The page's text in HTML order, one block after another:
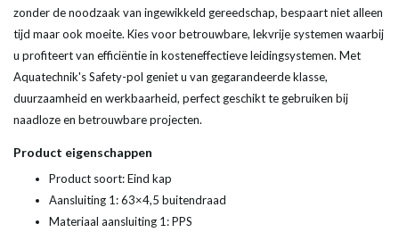
zonder de noodzaak van ingewikkeld gereedschap, bespaart niet alleen
tijd maar ook moeite. Kies voor betrouwbare, lekvrije systemen waarbij
u profiteert van efficiëntie in kosteneffectieve leidingsystemen. Met
Aquatechnik's Safety-pol geniet u van gegarandeerde klasse,
duurzaamheid en werkbaarheid, perfect geschikt te gebruiken bij
naadloze en betrouwbare projecten.
Product eigenschappen
Product soort: Eind kap
Aansluiting 1: 63×4,5 buitendraad
Materiaal aansluiting 1: PPS